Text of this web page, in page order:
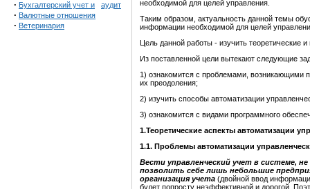
· Бухгалтерский учет и аудит
· Валютные отношения
· Ветеринария
необходимой для целей управления.
Таким образом, актуальность данной темы
информации необходимой для целей
Цель данной работы - изучить теоретические
Из поставленной цели вытекают следующие
1) ознакомится с проблемами, возникающими
их преодоления;
2) изучить способы автоматизации
3) ознакомится с видами программного
1.Теоретические аспекты автоматизации
1.1. Проблемы автоматизации
Вести управленческий учет в системе,
позволить себе лишь небольшие
организация учета (двойной ввод
будет попросту неэффективной и дорогой.